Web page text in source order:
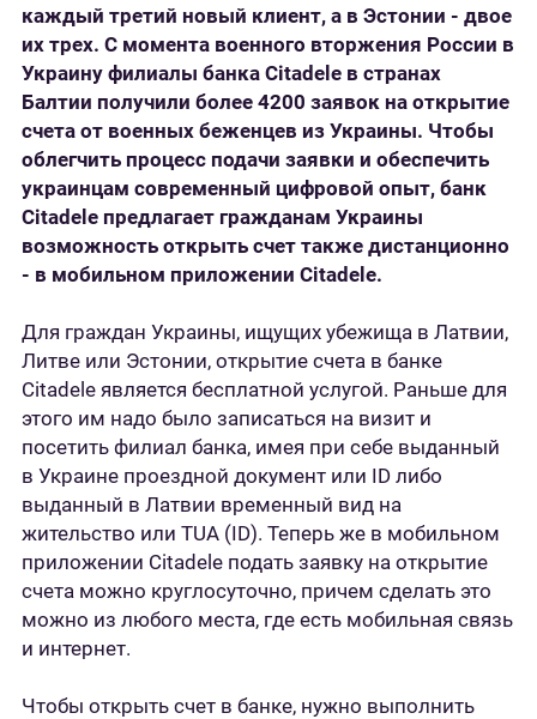
каждый третий новый клиент, а в Эстонии - двое
их трех. С момента военного вторжения России в
Украину филиалы банка Citadele в странах
Балтии получили более 4200 заявок на открытие
счета от военных беженцев из Украины. Чтобы
облегчить процесс подачи заявки и обеспечить
украинцам современный цифровой опыт, банк
Citadele предлагает гражданам Украины
возможность открыть счет также дистанционно
- в мобильном приложении Citadele.
Для граждан Украины, ищущих убежища в Латвии,
Литве или Эстонии, открытие счета в банке
Citadele является бесплатной услугой. Раньше для
этого им надо было записаться на визит и
посетить филиал банка, имея при себе выданный
в Украине проездной документ или ID либо
выданный в Латвии временный вид на
жительство или TUA (ID). Теперь же в мобильном
приложении Citadele подать заявку на открытие
счета можно круглосуточно, причем сделать это
можно из любого места, где есть мобильная связь
и интернет.
Чтобы открыть счет в банке, нужно выполнить